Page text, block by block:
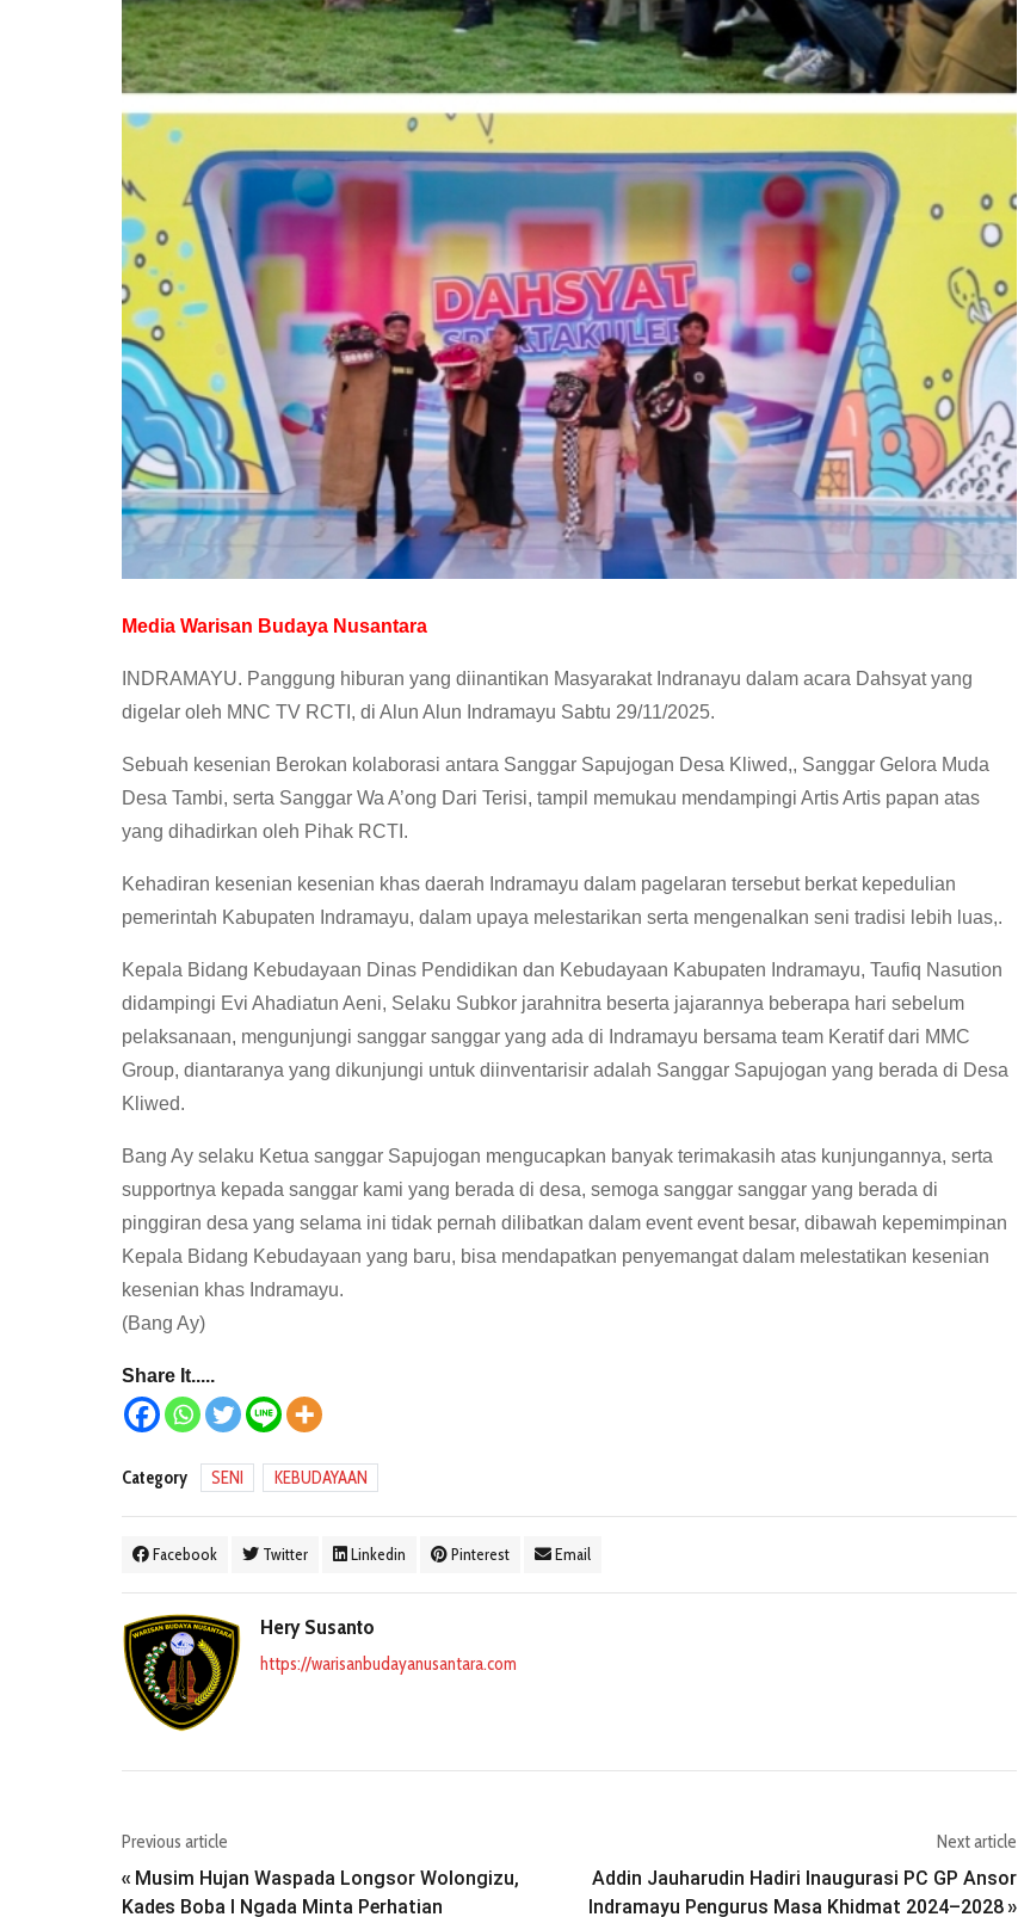
Media Warisan Budaya Nusantara
INDRAMAYU. Panggung hiburan yang diinantikan Masyarakat Indranayu dalam acara Dahsyat yang
digelar oleh MNC TV RCTI, di Alun Alun Indramayu Sabtu 29/11/2025.
Sebuah kesenian Berokan kolaborasi antara Sanggar Sapujogan Desa Kliwed,, Sanggar Gelora Muda
Desa Tambi, serta Sanggar Wa A’ong Dari Terisi, tampil memukau mendampingi Artis Artis papan atas
yang dihadirkan oleh Pihak RCTI.
Kehadiran kesenian kesenian khas daerah Indramayu dalam pagelaran tersebut berkat kepedulian
pemerintah Kabupaten Indramayu, dalam upaya melestarikan serta mengenalkan seni tradisi lebih luas,.
Kepala Bidang Kebudayaan Dinas Pendidikan dan Kebudayaan Kabupaten Indramayu, Taufiq Nasution
didampingi Evi Ahadiatun Aeni, Selaku Subkor jarahnitra beserta jajarannya beberapa hari sebelum
pelaksanaan, mengunjungi sanggar sanggar yang ada di Indramayu bersama team Keratif dari MMC
Group, diantaranya yang dikunjungi untuk diinventarisir adalah Sanggar Sapujogan yang berada di Desa
Kliwed.
Bang Ay selaku Ketua sanggar Sapujogan mengucapkan banyak terimakasih atas kunjungannya, serta
supportnya kepada sanggar kami yang berada di desa, semoga sanggar sanggar yang berada di
pinggiran desa yang selama ini tidak pernah dilibatkan dalam event event besar, dibawah kepemimpinan
Kepala Bidang Kebudayaan yang baru, bisa mendapatkan penyemangat dalam melestatikan kesenian
kesenian khas Indramayu.
(Bang Ay)
Share It.....
Category SENI KEBUDAYAAN
Facebook Twitter Linkedin Pinterest Email
Hery Susanto
https://warisanbudayanusantara.com
Previous article
« Musim Hujan Waspada Longsor Wolongizu,
Kades Boba I Ngada Minta Perhatian
Next article
Addin Jauharudin Hadiri Inaugurasi PC GP Ansor
Indramayu Pengurus Masa Khidmat 2024–2028 »